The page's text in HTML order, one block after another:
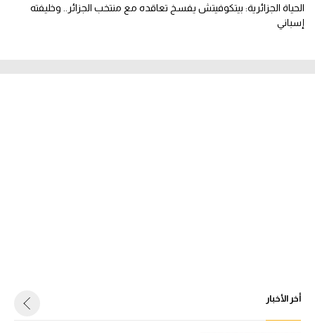
الحياة الجزائرية: بيتكوفيتش يفسخ تعاقده مع منتخب الجزائر.. وخليفته
إسباني
أخر الأخبار